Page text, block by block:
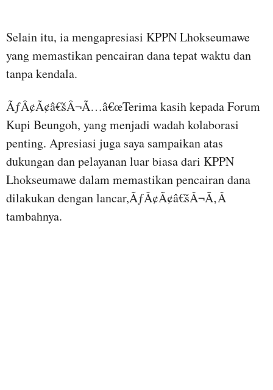
Selain itu, ia mengapresiasi KPPN Lhokseumawe
yang memastikan pencairan dana tepat waktu dan
tanpa kendala.
ÃƒÂ¢Ã¢â€šÂ¬Ã…â€œTerima kasih kepada Forum
Kupi Beungoh, yang menjadi wadah kolaborasi
penting. Apresiasi juga saya sampaikan atas
dukungan dan pelayanan luar biasa dari KPPN
Lhokseumawe dalam memastikan pencairan dana
dilakukan dengan lancar,ÃƒÂ¢Ã¢â€šÂ¬Ã‚Â
tambahnya.